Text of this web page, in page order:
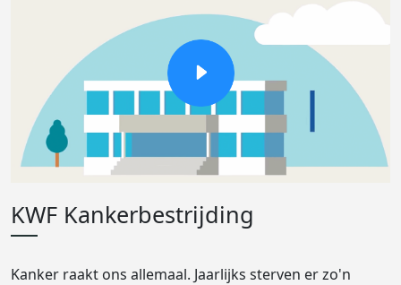
KWF Kankerbestrijding
Kanker raakt ons allemaal. Jaarlijks sterven er zo'n